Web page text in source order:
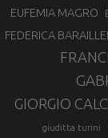
EUFEMIA MAGRO
FEDERICA
GIORGIO
giuditta turini